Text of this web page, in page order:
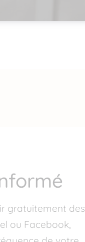
gratuitement des
ou Facebook,